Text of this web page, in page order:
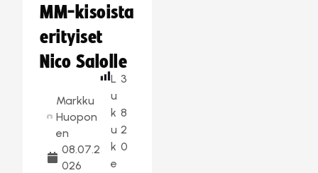
MM-kisoista
erityiset
Nico Salolle
Markku
Huopon
en
08.07.2
026
L
u
k
u
k
e
3
8
2
0